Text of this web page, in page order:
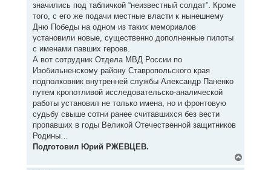
значились под табличкой “неизвестный солдат”. Кроме
того, с его же подачи местные власти к нынешнему
Дню Победы на одном из таких мемориалов
установили новые, существенно дополненные пилоты
с именами павших героев.
А вот сотрудник Отдела МВД России по
Изобильненскому району Ставропольского края
подполковник внутренней службы Александр Паненко
путем кропотливой исследовательско-аналической
работы установил не только имена, но и фронтовую
судьбу свыше сотни ранее считавшихся без вести
пропавших в годы Великой Отечественной защитников
Родины…
Подготовил Юрий РЖЕВЦЕВ.